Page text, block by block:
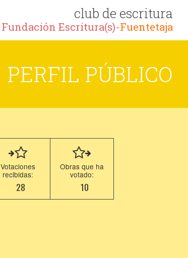
club de escritura
Fundación Escritura(s)-Fuentetaja
PERFIL PÚBLICO
Votaciones
recibidas:
28
Obras que ha
votado:
10